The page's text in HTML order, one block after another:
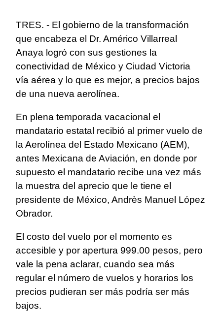
TRES. - El gobierno de la transformación
que encabeza el Dr. Américo Villarreal
Anaya logró con sus gestiones la
conectividad de México y Ciudad Victoria
vía aérea y lo que es mejor, a precios bajos
de una nueva aerolínea.
En plena temporada vacacional el
mandatario estatal recibió al primer vuelo de
la Aerolínea del Estado Mexicano (AEM),
antes Mexicana de Aviación, en donde por
supuesto el mandatario recibe una vez más
la muestra del aprecio que le tiene el
presidente de México, Andrès Manuel López
Obrador.
El costo del vuelo por el momento es
accesible y por apertura 999.00 pesos, pero
vale la pena aclarar, cuando sea más
regular el número de vuelos y horarios los
precios pudieran ser más podría ser más
bajos.